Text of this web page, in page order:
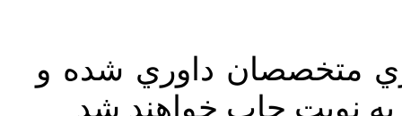
متخصصان داوري شده و